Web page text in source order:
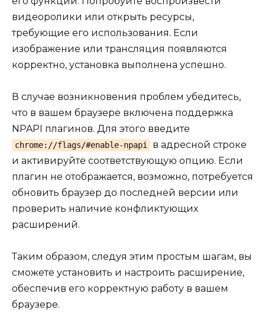
видеоролики или открыть ресурсы,
требующие его использования. Если
изображение или трансляция появляются
корректно, установка выполнена успешно.
В случае возникновения проблем убедитесь,
что в вашем браузере включена поддержка
NPAPI плагинов. Для этого введите
chrome://flags/#enable-npapi
в адресной строке
и активируйте соответствующую опцию. Если
плагин не отображается, возможно, потребуется
обновить браузер до последней версии или
проверить наличие конфликтующих
расширений.
Таким образом, следуя этим простым шагам, вы
сможете установить и настроить расширение,
обеспечив его корректную работу в вашем
браузере.